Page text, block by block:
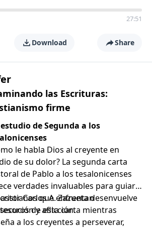
27:51
Download Share
las Escrituras:
firme
de Segunda a los
le habla Dios al creyente en
de su dolor? La segunda carta
de Pablo a los tesalonicenses
verdades invaluables para guiar a
que enfrentan
y aflicción.
Carlos A. Zazueta desenvuelve
de esta carta mientras
a los creyentes a perseverar,